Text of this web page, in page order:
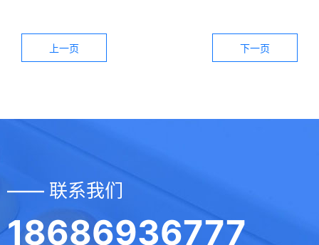
上一页 下一页
—— 联系我们
18686936777